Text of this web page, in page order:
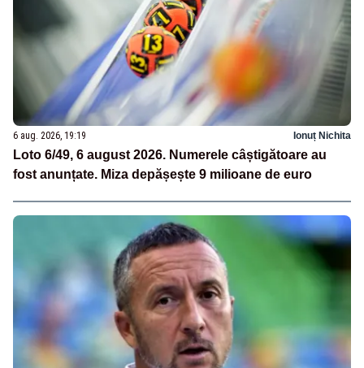
6 aug. 2026, 19:19 Ionuț Nichita
Loto 6/49, 6 august 2026. Numerele câștigătoare au
fost anunțate. Miza depășește 9 milioane de euro